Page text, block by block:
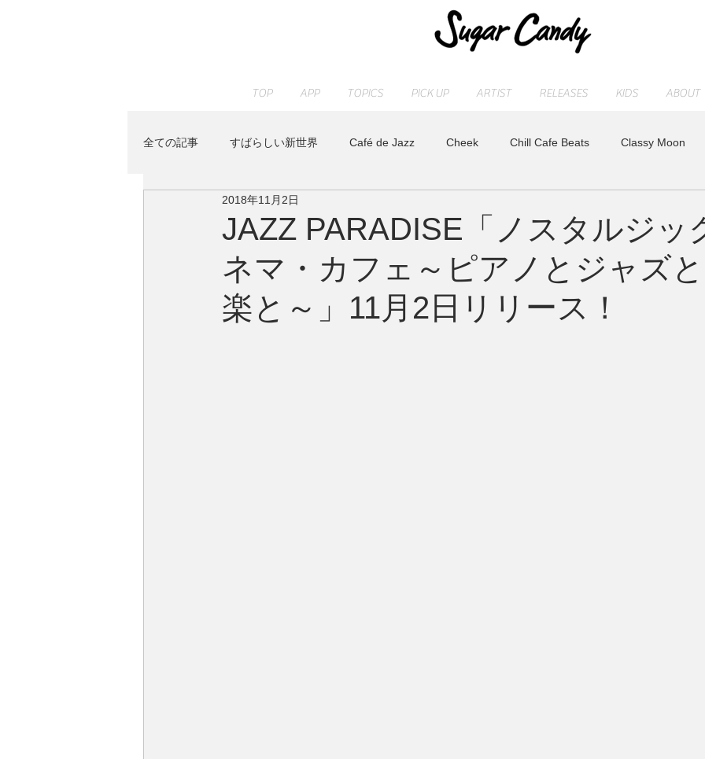
TOP APP TOPICS PICK UP ARTIST RELEASES KIDS ABOUT
全ての記事 すばらしい新世界 Café de Jazz Cheek Chill Cafe Beats Classy Moon
JAZZ PARADISE KENTA HAYASHI
Peaceful Piano RELAX WORLD Release SLEEP PIANO STAFF blog
JAZZ PARADISE「ノスタルジッ
ネマ・カフェ～ピアノとジャズ
楽と～」11月2日リリース！
2018年11月2日